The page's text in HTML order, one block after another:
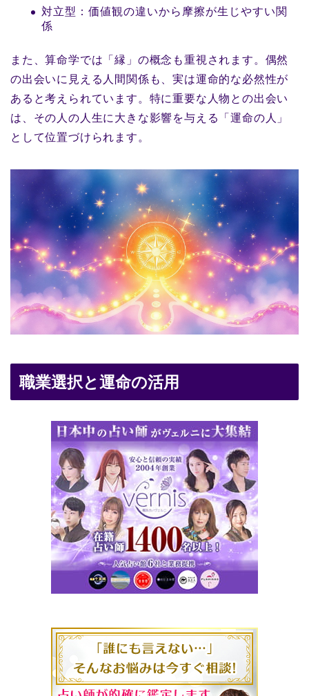
対立型：価値観の違いから摩擦が生じやすい関
係
また、算命学では「縁」の概念も重視されます。偶然
の出会いに見える人間関係も、実は運命的な必然性が
あると考えられています。特に重要な人物との出会い
は、その人の人生に大きな影響を与える「運命の人」
として位置づけられます。
職業選択と運命の活用